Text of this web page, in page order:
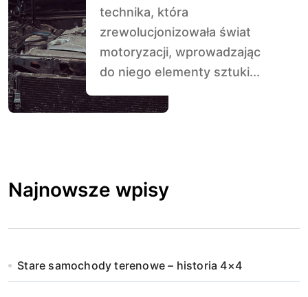
technika, która
zrewolucjonizowała świat
motoryzacji, wprowadzając
do niego elementy sztuki...
Najnowsze wpisy
Stare samochody terenowe – historia 4×4